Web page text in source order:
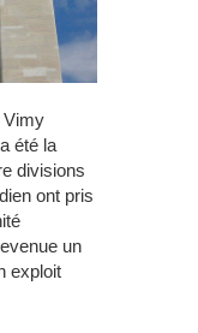
Vimy
été la
divisions
ont pris
un
exploit